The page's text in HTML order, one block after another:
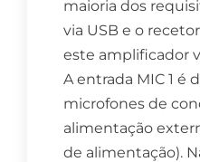
maioria dos
via USB e o
este amplificador
A entrada MIC 1 é
microfones de
alimentação
de alimentação).